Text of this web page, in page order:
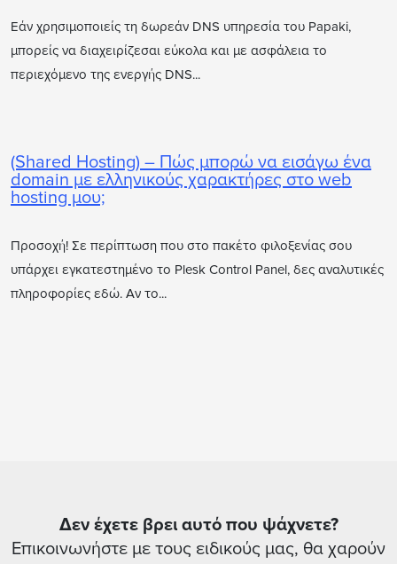
Εάν χρησιμοποιείς τη δωρεάν DNS υπηρεσία του Papaki,
μπορείς να διαχειρίζεσαι εύκολα και με ασφάλεια το
περιεχόμενο της ενεργής DNS...
(Shared Hosting) – Πώς μπορώ να εισάγω ένα
domain με ελληνικούς χαρακτήρες στο web
hosting μου;
Προσοχή! Σε περίπτωση που στο πακέτο φιλοξενίας σου
υπάρχει εγκατεστημένο το Plesk Control Panel, δες αναλυτικές
πληροφορίες εδώ. Αν το...
Δεν έχετε βρει αυτό που ψάχνετε?
Επικοινωνήστε με τους ειδικούς μας, θα χαρούν